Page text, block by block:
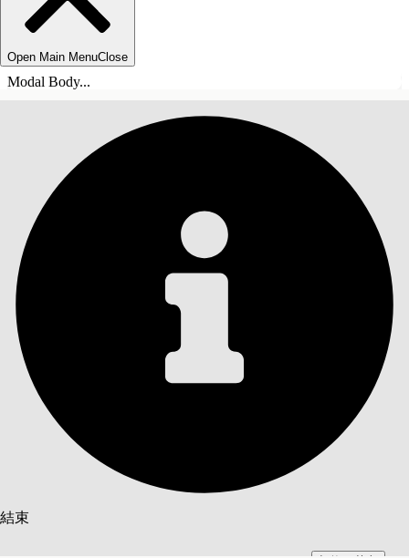
Open Main MenuClose
Modal Body...
結束
目錄